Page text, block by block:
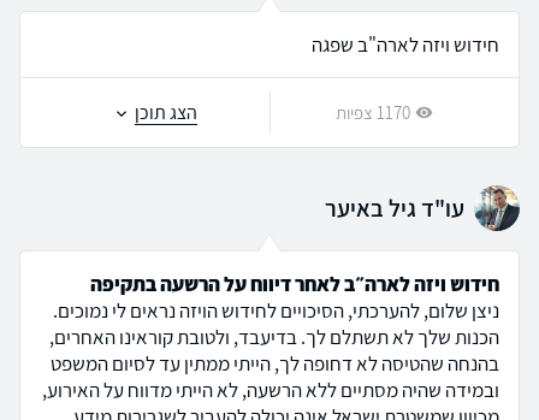
חידוש ויזה לארה"ב שפגה
1170 צפיות הצג תוכן
עו"ד גיל באיער
חידוש ויזה לארה״ב לאחר דיווח על הרשעה בתקיפה
ניצן שלום, להערכתי, הסיכויים לחידוש הויזה נראים לי נמוכים.
הכנות שלך לא תשתלם לך. בדיעבד, ולטובת קוראינו האחרים,
בהנחה שהטיסה לא דחופה לך, הייתי ממתין עד לסיום המשפט
ובמידה שהיה מסתיים ללא הרשעה, לא הייתי מדווח על האירוע,